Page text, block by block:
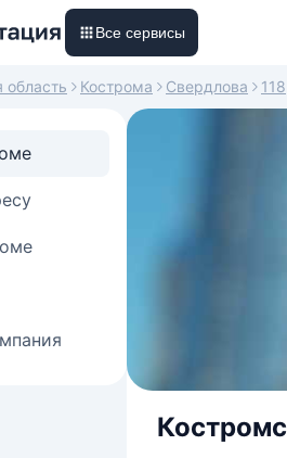
Все сервисы
область Кострома Свердлова 118